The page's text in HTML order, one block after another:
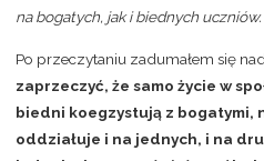
na bogatych, jak i biednych uczniów.
Po przeczytaniu zadumałem się
zaprzeczyć, że samo życie w
biedni koegzystują z bogatymi,
oddziałuje i na jednych, i na